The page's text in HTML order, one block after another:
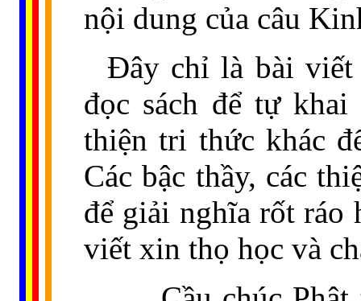
nội dung của câu
Đây chỉ là bài
đọc sách để tự
thiện tri thức khác
Các bậc thầy, các
để giải nghĩa rốt
viết xin thọ học và